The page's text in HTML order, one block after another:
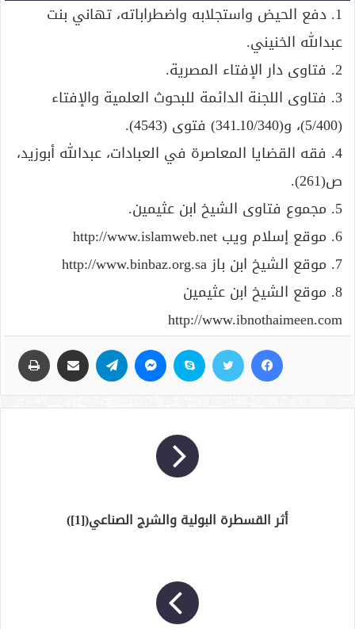
1. دفع الحيض واستجلابه واضطراباته، تهاني بنت
عبدالله الخنيني.
2. فتاوى دار الإفتاء المصرية.
3. فتاوى اللجنة الدائمة للبحوث العلمية والإفتاء
(5/400)، و(10/340ـ341) فتوى (4543).
4. فقه القضايا المعاصرة في العبادات، عبدالله أبوزيد،
ص(261).
5. مجموع فتاوى الشيخ ابن عثيمين.
6. موقع إسلام ويب http://www.islamweb.net
7. موقع الشيخ ابن باز http://www.binbaz.org.sa
8. موقع الشيخ ابن عثيمين
http://www.ibnothaimeen.com
أثر القسطرة البولية والشرج الصناعي([1])